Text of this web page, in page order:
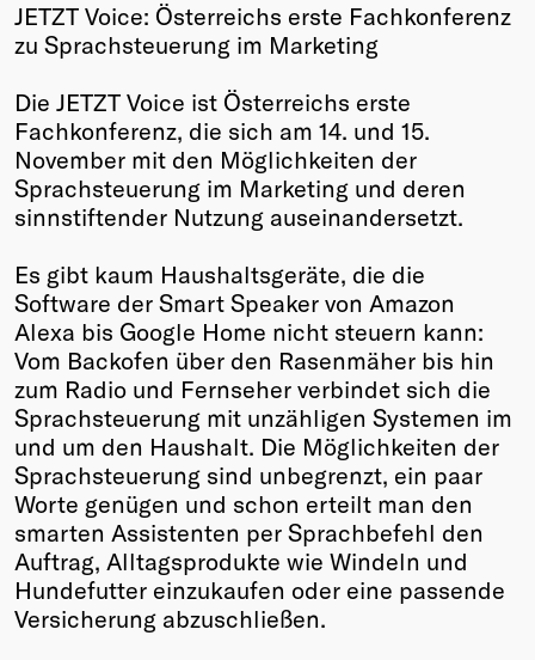
Membership
Members
Young Creatives
Friends of Creativity
Winners
Past
Annual
JETZT Voice: Österreichs erste Fachkonferenz
zu Sprachsteuerung im Marketing
Die JETZT Voice ist Österreichs erste
Fachkonferenz, die sich am 14. und 15.
November mit den Möglichkeiten der
Sprachsteuerung im Marketing und deren
sinnstiftender Nutzung auseinandersetzt.
Es gibt kaum Haushaltsgeräte, die die
Software der Smart Speaker von Amazon
Alexa bis Google Home nicht steuern kann:
Vom Backofen über den Rasenmäher bis hin
zum Radio und Fernseher verbindet sich die
Sprachsteuerung mit unzähligen Systemen im
und um den Haushalt. Die Möglichkeiten der
Sprachsteuerung sind unbegrenzt, ein paar
Worte genügen und schon erteilt man den
smarten Assistenten per Sprachbefehl den
Auftrag, Alltagsprodukte wie Windeln und
Hundefutter einzukaufen oder eine passende
Versicherung abzuschließen.